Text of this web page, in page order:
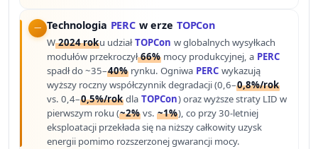
Technologia PERC w erze TOPCon
W2024 roku udziałTOPCon w globalnych wysyłkach
modułów przekroczył66% mocy produkcyjnej, a PERC
spadł do ~35–40% rynku. Ogniwa PERC wykazują
wyższy roczny współczynnik degradacji (0,6–0,8%/rok
vs. 0,4–0,5%/rok dla TOPCon) oraz wyższe straty LID w
pierwszym roku (~2% vs.~1%), co przy 30-letniej
eksploatacji przekłada się na niższy całkowity uzysk
energii pomimo rozszerzonej gwarancji mocy.